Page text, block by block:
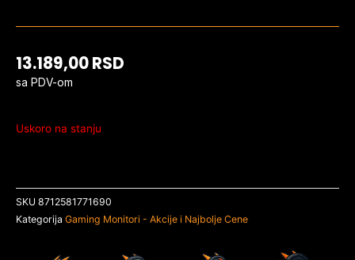
13.189,00RSD
sa PDV-om
Uskoro na stanju
SKU 8712581771690
Kategorija Gaming Monitori - Akcije i Najbolje Cene